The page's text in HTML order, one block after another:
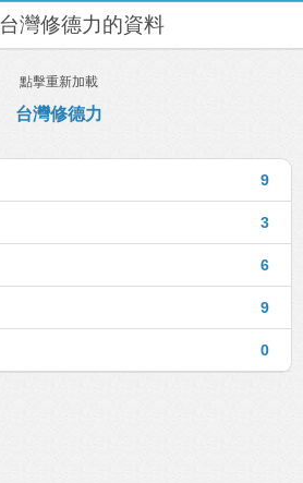
台灣修德力的資料
點擊重新加載
台灣修德力
9
3
6
9
0